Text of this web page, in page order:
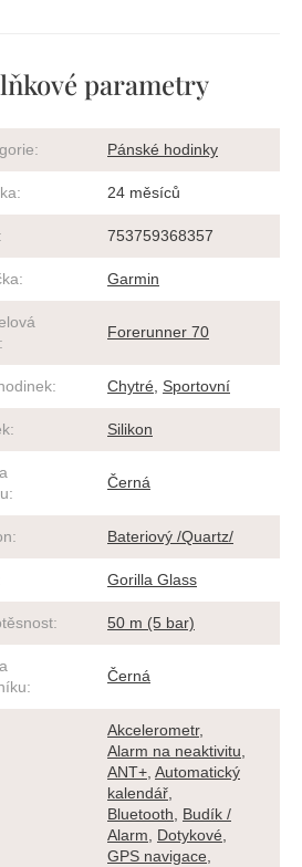
parametry
: Pánské hodinky
: 24 měsíců
: 753759368357
: Garmin
:
Forerunner 70
: Chytré, Sportovní
: Silikon
:
Černá
: Bateriový /Quartz/
Gorilla Glass
: 50 m (5 bar)
:
Černá
Akcelerometr,
Alarm na neaktivitu,
ANT+, Automatický
kalendář,
Bluetooth, Budík /
Alarm, Dotykové,
GPS navigace,